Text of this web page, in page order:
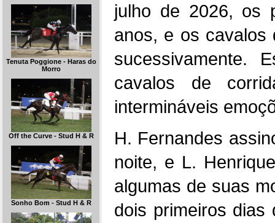
Tenuta Poggione - Haras do
Morro
Off the Curve - Stud H & R
Sonho Bom - Stud H & R
julho de 2026, os
anos, e os cavalos
sucessivamente.
cavalos de
intermináveis
H. Fernandes
noite, e L.
algumas de suas
dois primeiros dias